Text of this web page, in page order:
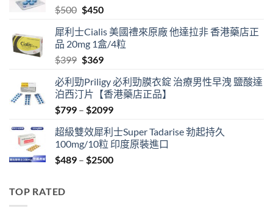
$500 Original
was:
$500.
$450Current
is:
$450.
犀利士Cialis 美國禮來原廠 他達拉非 香港藥店正
品 20mg 1盒/4粒
$399 Original
was:
$399.
$369Current
is:
$369.
必利勁Priligy 必利勁膜衣錠 治療男性早洩 鹽酸達
泊西汀片【香港藥店正品】
$799 – $2099Price
$799
through
$2099
超級雙效犀利士Super Tadarise 勃起持久
100mg/10粒 印度原裝進口
$489 – $2500Price
TOP RATED